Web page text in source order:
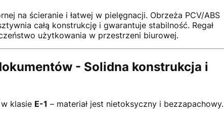
na ścieranie i łatwej w pielęgnacji. Obrzeża PCV/ABS
całą konstrukcję i gwarantuje stabilność. Regał
użytkowania w przestrzeni biurowej.
- Solidna konstrukcja i
klasie E-1 – materiał jest nietoksyczny i bezzapachowy.